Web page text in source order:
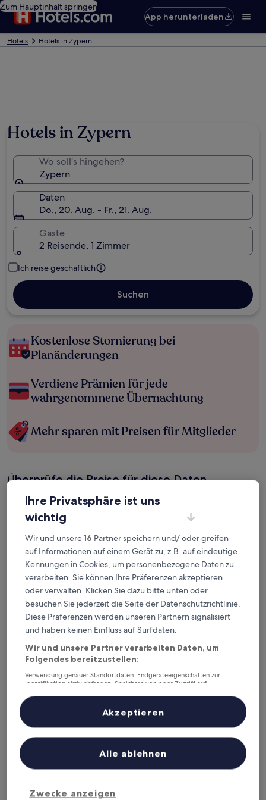
Zum Hauptinhalt springen
App herunterladen
Hotels Hotels in Zypern
Hotels in Zypern
Wo soll’s hingehen?
Zypern
Daten
Do., 20. Aug. - Fr., 21. Aug.
Gäste
2 Reisende, 1 Zimmer
Ich reise geschäftlich
Suchen
Kostenlose Stornierung bei
Planänderungen
Verdiene Prämien für jede
wahrgenommene Übernachtung
Mehr sparen mit Preisen für Mitglieder
Überprüfe die Preise für diese Daten
Heute
6. Aug. - 7. Aug.
7. Aug. - 8. Aug.
Nächstes Wochenende
14. Aug. - 16. Aug.
Zypern – wo
übernachten?
Top-Hotels in Agia Napa
Grecian Sands Hotel
out
Stadtzentrum von Ayia
‐ 1.41 km vom
/10Wunderbar! (257 Bewertungen)
out
Nissi
Ihre Privatsphäre ist uns
wichtig
Wir und unsere16 Partner speichern und/ oder greifen
auf Informationen auf einem Gerät zu, z.B. auf eindeutige
Kennungen in Cookies, um personenbezogene Daten zu
verarbeiten. Sie können Ihre Präferenzen akzeptieren
oder verwalten. Klicken Sie dazu bitte unten oder
besuchen Sie jederzeit die Seite der Datenschutzrichtlinie.
Diese Präferenzen werden unseren Partnern signalisiert
und haben keinen Einfluss auf Surfdaten.
Wir und unsere Partner verarbeiten Daten, um
Folgendes bereitzustellen:
Verwendung genauer Standortdaten. Endgeräteeigenschaften zur
Identifikation aktiv abfragen. Speichern von oder Zugriff auf
Inhalte, Messung von Werbeleistung und der Performance von Inhalten,
Zielgruppenforschung sowie Entwicklung und Verbesserung von
Liste der Partner (Lieferanten)
Zwecke anzeigen
Alle ablehnen
Akzeptieren